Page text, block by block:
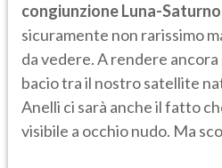
congiunzione Luna-Saturno
sicuramente non rarissimo
da vedere. A rendere
bacio tra il nostro satellite
Anelli ci sarà anche il fatto
visibile a occhio nudo. Ma